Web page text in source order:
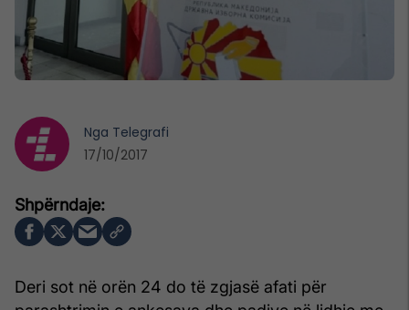
Deri sot në orën 24 do të zgjasë afati për
Nga Telegrafi
17/10/2017